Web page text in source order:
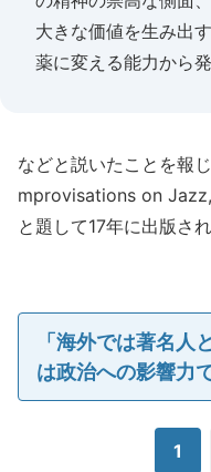
大きな価値を生み出
薬に変える能力から
などと説いたことを報
mprovisations on
と題して17年に出版され
「海外では著名人
は政治への影響力
1